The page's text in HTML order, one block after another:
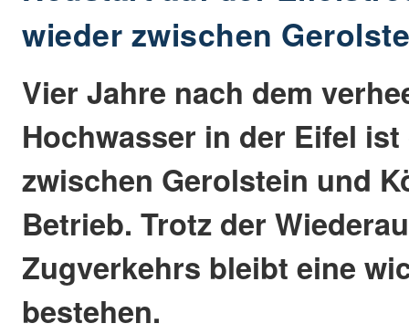
wieder zwischen
Vier Jahre nach dem
Hochwasser in der Eifel
zwischen Gerolstein und
Betrieb. Trotz der
Zugverkehrs bleibt eine
bestehen.